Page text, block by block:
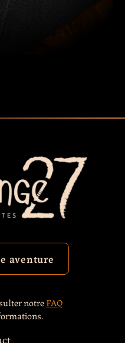
aventure
notreFAQ